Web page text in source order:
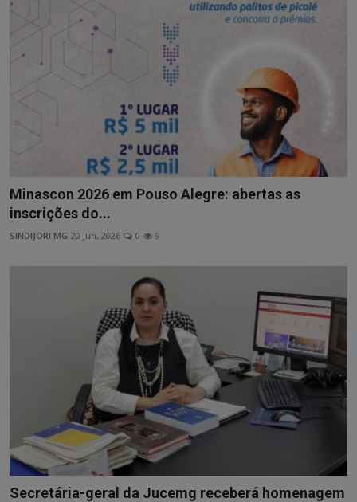
Minascon 2026 em Pouso Alegre: abertas as
inscrições do...
SINDIJORI MG 20 Jun, 2026 0 9
Secretária-geral da Jucemg receberá homenagem